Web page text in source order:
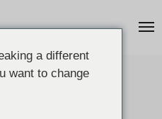
结婚戒指
a different
want to change